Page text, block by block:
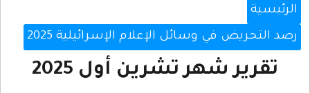
الرئيسية
رصد التحريض في وسائل الإعلام الإسرائيلية 2025
تقرير شهر تشرين أول 2025